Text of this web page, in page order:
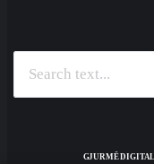
GJURMË